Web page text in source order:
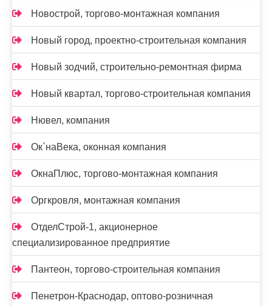
Новострой, торгово-монтажная компания
Новый город, проектно-строительная компания
Новый зодчий, строительно-ремонтная фирма
Новый квартал, торгово-строительная компания
Нювел, компания
Ок`наВека, оконная компания
ОкнаПлюс, торгово-монтажная компания
Оргкровля, монтажная компания
ОтделСтрой-1, акционерное
специализированное предприятие
Пантеон, торгово-строительная компания
Пенетрон-Краснодар, оптово-розничная